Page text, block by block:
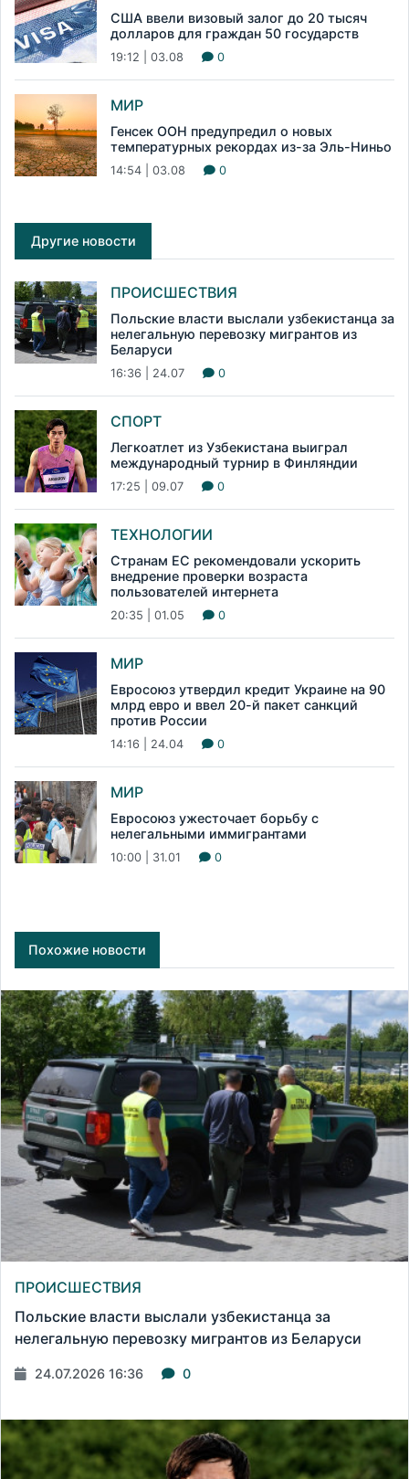
США ввели визовый залог до 20 тысяч
долларов для граждан 50 государств
19:12 | 03.08 0
МИР
Генсек ООН предупредил о новых
температурных рекордах из-за Эль-Ниньо
14:54 | 03.08 0
Другие новости
ПРОИСШЕСТВИЯ
Польские власти выслали узбекистанца за
нелегальную перевозку мигрантов из
Беларуси
16:36 | 24.07 0
СПОРТ
Легкоатлет из Узбекистана выиграл
международный турнир в Финляндии
17:25 | 09.07 0
ТЕХНОЛОГИИ
Странам ЕС рекомендовали ускорить
внедрение проверки возраста
пользователей интернета
20:35 | 01.05 0
МИР
Евросоюз утвердил кредит Украине на 90
млрд евро и ввел 20-й пакет санкций
против России
14:16 | 24.04 0
МИР
Евросоюз ужесточает борьбу с
нелегальными иммигрантами
10:00 | 31.01 0
Похожие новости
ПРОИСШЕСТВИЯ
Польские власти выслали узбекистанца за
нелегальную перевозку мигрантов из Беларуси
24.07.2026 16:36 0